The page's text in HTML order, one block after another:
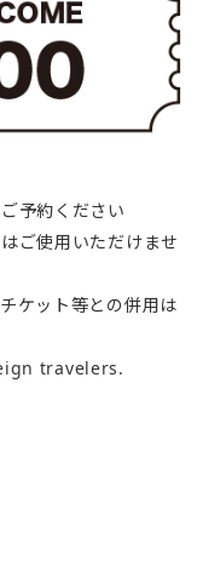
予約ください
ご使用いただけませ
ケット等との併用は
travelers.